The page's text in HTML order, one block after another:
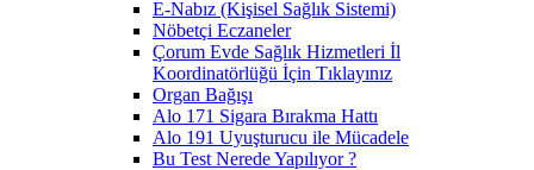
E-Nabız (Kişisel Sağlık Sistemi)
Nöbetçi Eczaneler
Çorum Evde Sağlık Hizmetleri İl
Koordinatörlüğü İçin Tıklayınız
Organ Bağışı
Alo 171 Sigara Bırakma Hattı
Alo 191 Uyuşturucu ile Mücadele
Bu Test Nerede Yapılıyor ?